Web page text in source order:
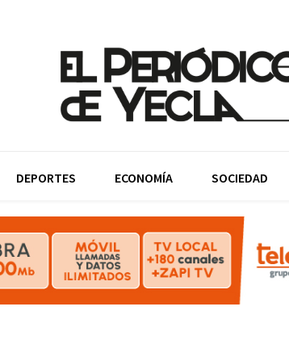
DEPORTES ECONOMÍA SOCIEDAD